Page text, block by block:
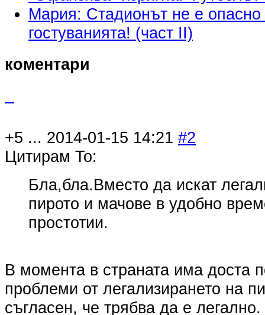
Мария: Стадионът не е
гостуванията! (част ІІ)
коментари
+5 ... 2014-01-15 14:21 #2
Цитирам To:
Бла,бла.Вместо да искат
пирото и мачове в удобно
простотии.
В момента в страната има доста
проблеми от легализирането на
съгласен, че трябва да е легално.